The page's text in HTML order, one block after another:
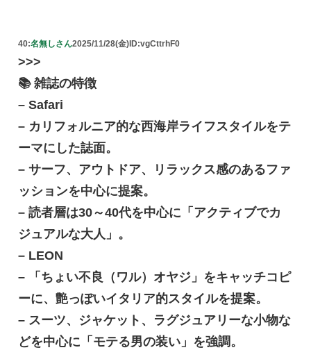
40:名無しさん2025/11/28(金) ID:vgCttrhF0
>>>
📚 雑誌の特徴
– Safari
– カリフォルニア的な西海岸ライフスタイルをテ
ーマにした誌面。
– サーフ、アウトドア、リラックス感のあるファ
ッションを中心に提案。
– 読者層は30～40代を中心に「アクティブでカ
ジュアルな大人」。
– LEON
– 「ちょい不良（ワル）オヤジ」をキャッチコピ
ーに、艶っぽいイタリア的スタイルを提案。
– スーツ、ジャケット、ラグジュアリーな小物な
どを中心に「モテる男の装い」を強調。